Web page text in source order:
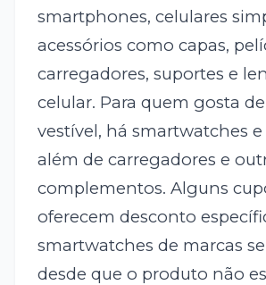
smartphones, celulares
acessórios como capas,
carregadores, suportes e
celular. Para quem gosta
vestível, há smartwatches e
além de carregadores e
complementos. Alguns
oferecem desconto
smartwatches de marcas
desde que o produto não